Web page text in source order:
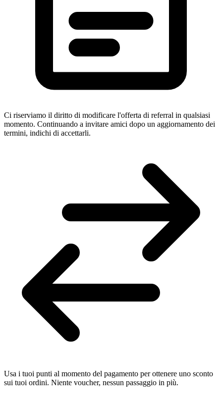
Ci riserviamo il diritto di modificare l'offerta di referral in qualsiasi
momento. Continuando a invitare amici dopo un aggiornamento dei
termini, indichi di accettarli.
Usa i tuoi punti al momento del pagamento per ottenere uno sconto
sui tuoi ordini. Niente voucher, nessun passaggio in più.